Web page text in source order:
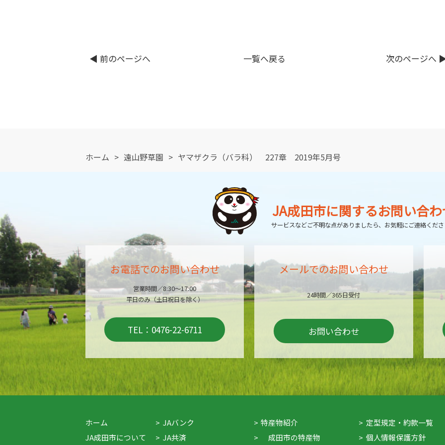
◀︎ 前のページへ 次のページへ
一覧へ戻る
ホーム > 遠山野草園 > ヤマザクラ（バラ科） 227章 2019年5月号
JA成田市に関するお問い合
サービスなどご不明な点がありましたら、 お気軽にご連絡くだ
お電話でのお問い合わせ
営業時間／8:30～17:00
平日のみ（土日祝日を除く）
TEL：0476-22-6711
メールでのお問い合わせ
24時間／365日受付
お問い合わせ
ホーム
JA成田市について
JAバンク
JA共済
特産物紹介
成田市の特産物
定型規定・約款一覧
個人情報保護方針